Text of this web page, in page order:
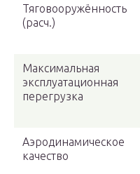
Тяговооружённость
(расч.)
Максимальная
эксплуатационная
перегрузка
Аэродинамическое
качество